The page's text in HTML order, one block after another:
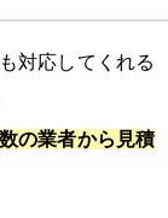
対応してくれる
の業者から見積